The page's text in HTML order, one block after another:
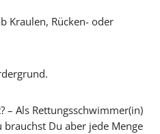
Kraulen, Rücken- oder
– Als Rettungsschwimmer(in)
Du aber jede Menge